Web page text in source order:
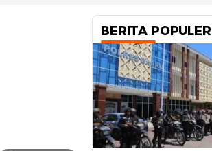
BERITA POPULER